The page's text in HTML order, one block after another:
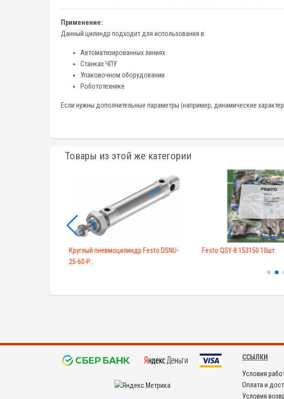
Применение:
Данный цилиндр подходит для использования в:
Автоматизированных линиях
Станках ЧПУ
Упаковочном оборудовании
Робототехнике
Если нужны дополнительные параметры (например, динамические
Товары из этой же категории
Круглый пневмоцилиндр Festo DSNU-
25-60-P...
Festo QSY-8 153150 10шт.
ССЫЛКИ
Условия
Оплата и
Условия